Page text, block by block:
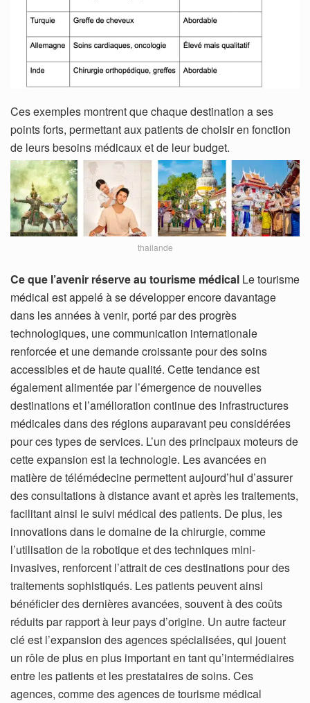
Ces exemples montrent que chaque destination a ses
points forts, permettant aux patients de choisir en fonction
de leurs besoins médicaux et de leur budget.
thailande
Ce que l’avenir réserve au tourisme médical Le tourisme
médical est appelé à se développer encore davantage
dans les années à venir, porté par des progrès
technologiques, une communication internationale
renforcée et une demande croissante pour des soins
accessibles et de haute qualité. Cette tendance est
également alimentée par l’émergence de nouvelles
destinations et l’amélioration continue des infrastructures
médicales dans des régions auparavant peu considérées
pour ces types de services. L’un des principaux moteurs de
cette expansion est la technologie. Les avancées en
matière de télémédecine permettent aujourd’hui d’assurer
des consultations à distance avant et après les traitements,
facilitant ainsi le suivi médical des patients. De plus, les
innovations dans le domaine de la chirurgie, comme
l’utilisation de la robotique et des techniques mini-
invasives, renforcent l’attrait de ces destinations pour des
traitements sophistiqués. Les patients peuvent ainsi
bénéficier des dernières avancées, souvent à des coûts
réduits par rapport à leur pays d’origine. Un autre facteur
clé est l’expansion des agences spécialisées, qui jouent
un rôle de plus en plus important en tant qu’intermédiaires
entre les patients et les prestataires de soins. Ces
agences, comme des agences de tourisme médical